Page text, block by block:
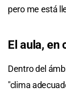
pero me está
El aula, en
Dentro del
"clima